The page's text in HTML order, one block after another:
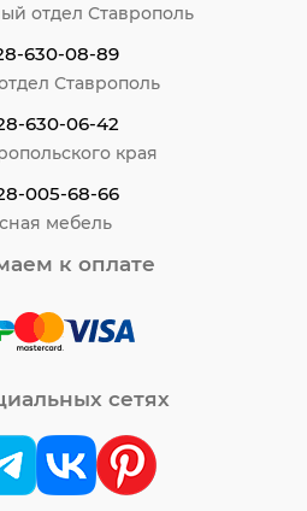
отдел Ставрополь
630-08-89
Ставрополь
630-06-42
края
005-68-66
мебель
к оплате
сетях